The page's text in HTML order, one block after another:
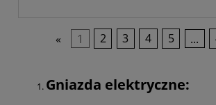
« 1 2 3 4 5 ...
Gniazda elektryczne: